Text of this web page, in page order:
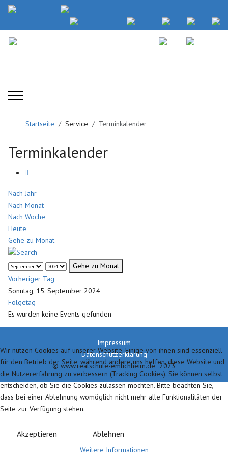
Mobile Menu Toggle
Startseite Service Terminkalender
Terminkalender
Nach Jahr
Nach Monat
Nach Woche
Heute
Gehe zu Monat
Gehe zu Monat
Vorheriger Tag
Sonntag, 15. September 2024
Folgetag
Es wurden keine Events gefunden
Impressum
Datenschutzerklärung
© www.realschule-emlichheim.de 2023
Wir nutzen Cookies auf unserer Website. Einige von ihnen sind essenziell
für den Betrieb der Seite, während andere uns helfen, diese Website und
die Nutzererfahrung zu verbessern (Tracking Cookies). Sie können selbst
entscheiden, ob Sie die Cookies zulassen möchten. Bitte beachten Sie,
dass bei einer Ablehnung womöglich nicht mehr alle Funktionalitäten der
Seite zur Verfügung stehen.
Akzeptieren Ablehnen
Weitere Informationen